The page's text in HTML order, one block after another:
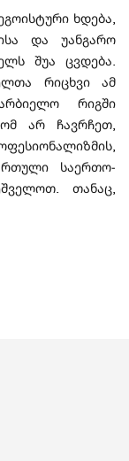
ხდება,
და უანგარო
შუა ცვდება.
რიცხვი ამ
რიგში
არ ჩავრჩეთ,
საერთო-
თანაც,